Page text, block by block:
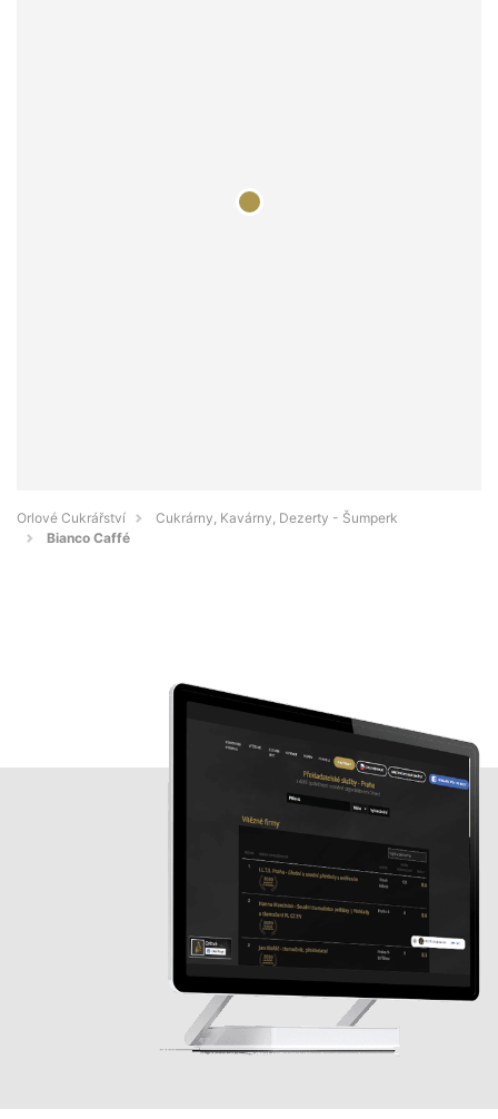
Orlové Cukrářství
Cukrárny, Kavárny, Dezerty - Šumperk
Bianco Caffé